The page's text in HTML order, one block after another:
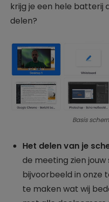
krijg je een hele batterij
delen?
Basis
Het delen van je
de meeting zien
bijvoorbeeld in onze
te maken wat wij